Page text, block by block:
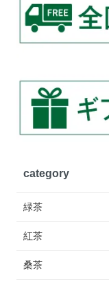
category
緑茶
紅茶
桑茶